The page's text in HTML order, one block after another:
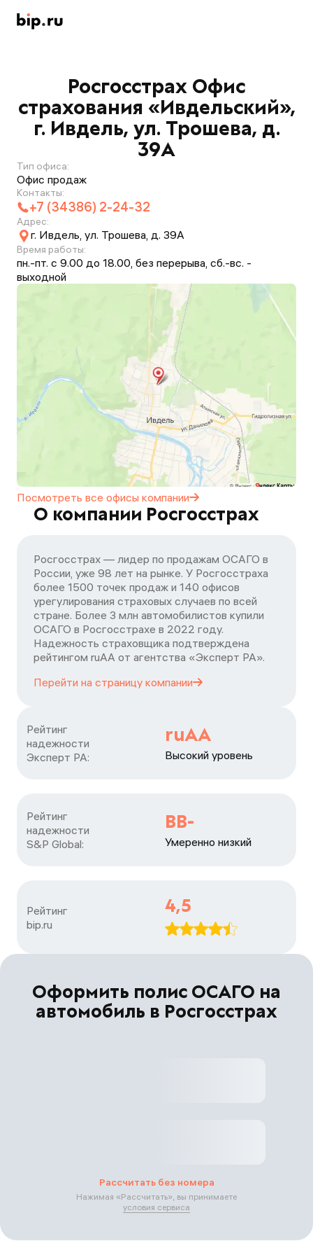
Росгосстрах Офис
страхования «Ивдельский»,
г. Ивдель, ул. Трошева, д.
39А
Тип офиса:
Офис продаж
Контакты:
+7 (34386) 2-24-32
Адрес:
г. Ивдель, ул. Трошева, д. 39А
Время работы:
пн.-пт. с 9.00 до 18.00, без перерыва, сб.-вс. -
выходной
Посмотреть все офисы компании
О компании Росгосстрах
Росгосстрах — лидер по продажам ОСАГО в
России, уже 98 лет на рынке. У Росгосстраха
более 1500 точек продаж и 140 офисов
урегулирования страховых случаев по всей
стране. Более 3 млн автомобилистов купили
ОСАГО в Росгосстрахе в 2022 году.
Надежность страховщика подтверждена
рейтингом ruАА от агентства «Эксперт РА».
Перейти на страницу компании
Рейтинг
надежности
Эксперт РА:
ruAA
Высокий уровень
Рейтинг
надежности
S&P Global:
BB-
Умеренно низкий
Рейтинг
bip.ru
4,5
Оформить полис ОСАГО на
автомобиль в Росгосстрах
Рассчитать без номера
Нажимая «Рассчитать», вы принимаете
условия сервиса